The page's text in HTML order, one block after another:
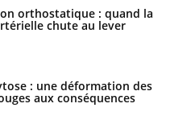
orthostatique : quand la
chute au lever
: une déformation des
aux conséquences